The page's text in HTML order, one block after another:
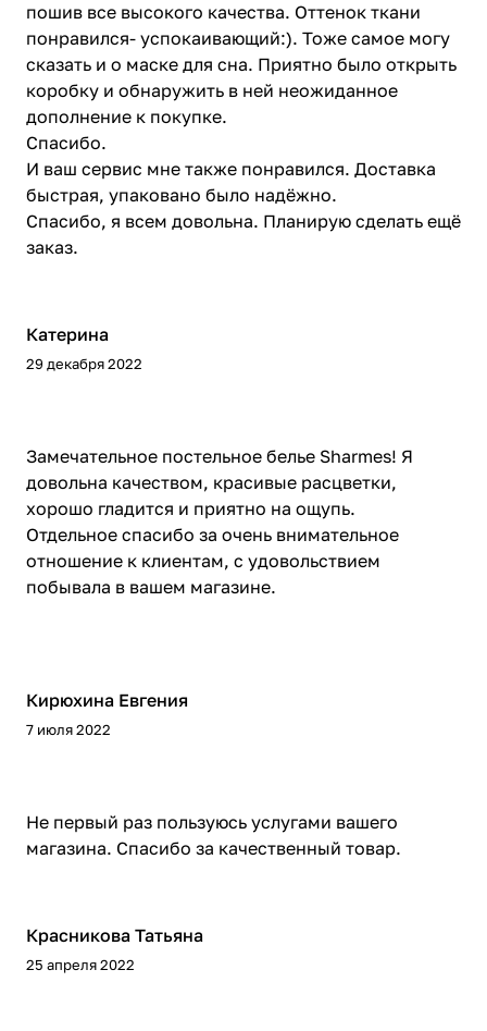
пошив все высокого качества. Оттенок ткани
понравился- успокаивающий:). Тоже самое могу
сказать и о маске для сна. Приятно было открыть
коробку и обнаружить в ней неожиданное
дополнение к покупке.
Спасибо.
И ваш сервис мне также понравился. Доставка
быстрая, упаковано было надёжно.
Спасибо, я всем довольна. Планирую сделать ещё
заказ.
Катерина
29 декабря 2022
Замечательное постельное белье Sharmes! Я
довольна качеством, красивые расцветки,
хорошо гладится и приятно на ощупь.
Отдельное спасибо за очень внимательное
отношение к клиентам, с удовольствием
побывала в вашем магазине.
Кирюхина Евгения
7 июля 2022
Не первый раз пользуюсь услугами вашего
магазина. Спасибо за качественный товар.
Красникова Татьяна
25 апреля 2022